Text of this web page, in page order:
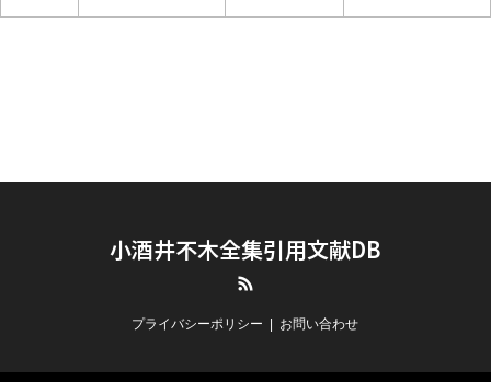
小酒井不木全集引用文献DB
プライバシーポリシー お問い合わせ